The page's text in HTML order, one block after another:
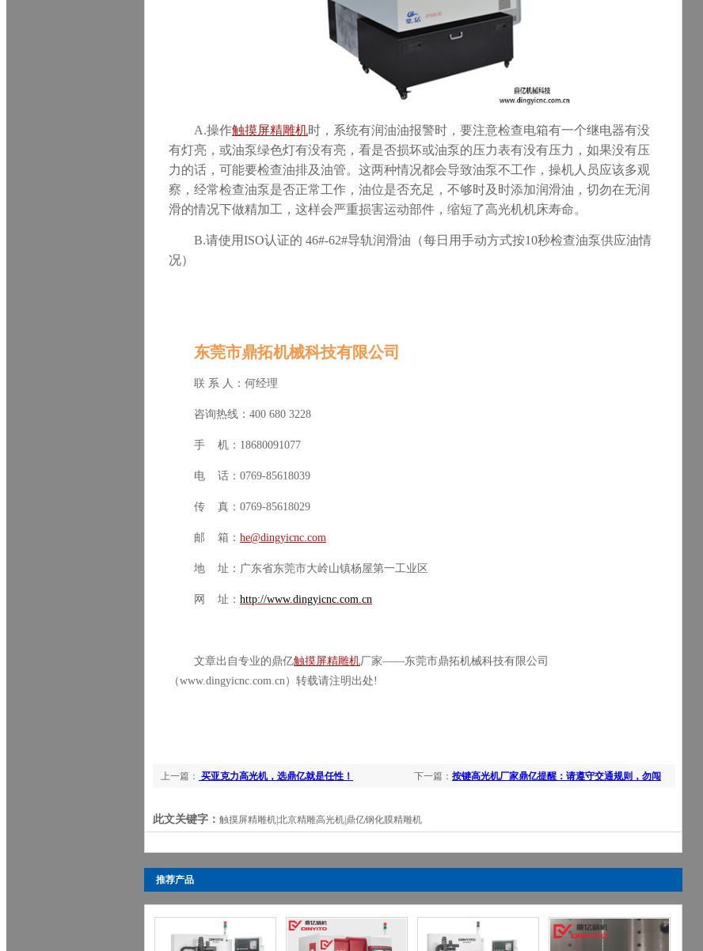
A.操作触摸屏精雕机时，系统有润油油报警时，要注意检查电箱有一个继电器有没
有灯亮，或油泵绿色灯有没有亮，看是否损坏或油泵的压力表有没有压力，如果没有压
力的话，可能要检查油排及油管。这两种情况都会导致油泵不工作，操机人员应该多观
察，经常检查油泵是否正常工作，油位是否充足，不够时及时添加润滑油，切勿在无润
滑的情况下做精加工，这样会严重损害运动部件，缩短了高光机机床寿命。
B.请使用ISO认证的 46#-62#导轨润滑油（每日用手动方式按10秒检查油泵供应油情
况）
东莞市鼎拓机械科技有限公司
联 系 人：何经理
咨询热线：400 680 3228
手 机：18680091077
电 话：0769-85618039
传 真：0769-85618029
邮 箱： he@dingyicnc.com
地 址：广东省东莞市大岭山镇杨屋第一工业区
网 址： http://www.dingyicnc.com.cn
文章出自专业的鼎亿触摸屏精雕机厂家——东莞市鼎拓机械科技有限公司
（www.dingyicnc.com.cn）转载请注明出处!
下一篇： 按键高光机厂家鼎亿提醒：请遵守交通规则，勿闯
上一篇： 买亚克力高光机，选鼎亿就是任性！
此文关键字： 触摸屏精雕机|北京精雕高光机|鼎亿钢化膜精雕机
推荐产品